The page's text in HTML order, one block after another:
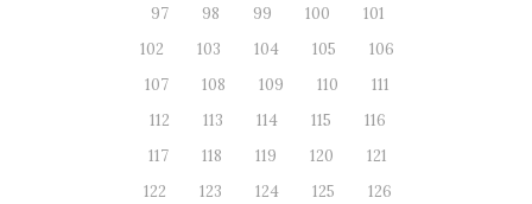
97
98 99 100
101
102
103 104 105
106
107
108 109 110
111
112
113 114 115
116
117
118 119 120
121
122
123 124 125
126